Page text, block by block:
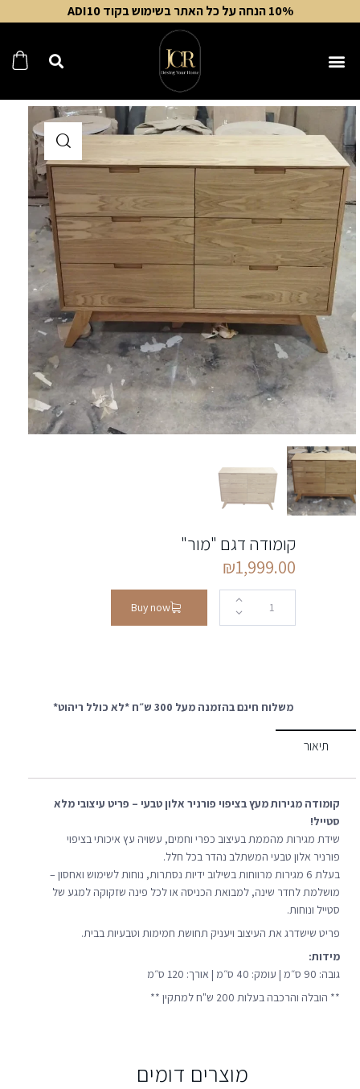
10% הנחה על כל האתר בשימוש בקוד ADI10
קומודה דגם "מור"
₪1,999.00
Buy now
משלוח חינם בהזמנה מעל 300 ש״ח *לא כולל ריהוט*
תיאור
קומודה מגירות מעץ בציפוי פורניר אלון טבעי – פריט עיצובי מלא
סטייל!
שידת מגירות מהממת בעיצוב כפרי וחמים, עשויה עץ איכותי בציפוי
פורניר אלון טבעי המשתלב נהדר בכל חלל.
בעלת 6 מגירות מרווחות בשילוב ידיות נסתרות, נוחות לשימוש ואחסון –
מושלמת לחדר שינה, למבואת הכניסה או לכל פינה שזקוקה למגע של
סטייל ונוחות.
פריט שישדרג את העיצוב ויעניק תחושת חמימות וטבעיות בבית.
מידות:
גובה: 90 ס״מ | עומק: 40 ס״מ | אורך: 120 ס״מ
** הובלה והרכבה בעלות 200 ש"ח למתקין **
מוצרים דומים